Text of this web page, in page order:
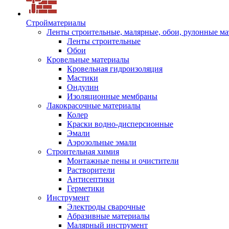
Стройматериалы
Ленты строительные, малярные, обои, рулонные
Ленты строительные
Обои
Кровельные материалы
Кровельная гидроизоляция
Мастики
Ондулин
Изоляционные мембраны
Лакокрасочные материалы
Колер
Краски водно-дисперсионные
Эмали
Аэрозольные эмали
Строительная химия
Монтажные пены и очистители
Растворители
Антисептики
Герметики
Инструмент
Электроды сварочные
Абразивные материалы
Малярный инструмент